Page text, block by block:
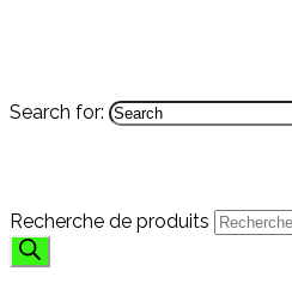
Search for:
Recherche de produits